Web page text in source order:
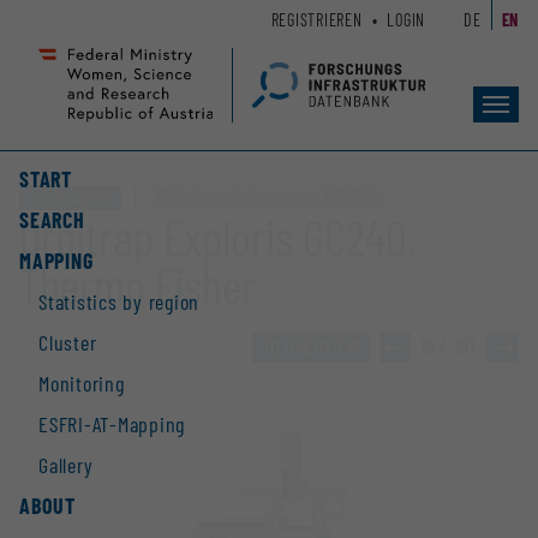
Seiteninhalt
Accesskey
Hauptnavigation
Accesskey
START
SEARCH
MAPPING
Statistics by region
Cluster
Monitoring
ESFRI-AT-Mapping
Gallery
ABOUT
REGISTRIEREN LOGIN DE EN
Orbitrap Exploris GC240,
Thermo Fisher